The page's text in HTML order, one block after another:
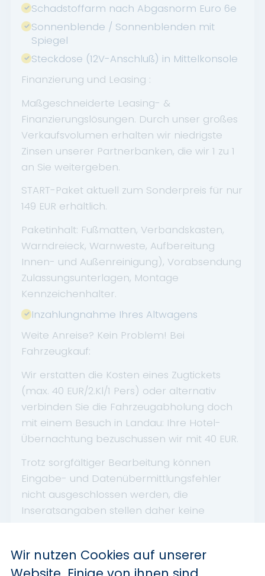
Schadstoffarm nach Abgasnorm Euro 6e
Sonnenblende / Sonnenblenden mit
Spiegel
Steckdose (12V-Anschluß) in Mittelkonsole
Finanzierung und Leasing :
Maßgeschneiderte Leasing- &
Finanzierungslösungen. Durch unser großes
Verkaufsvolumen erhalten wir niedrigste
Zinsen unserer Partnerbanken, die wir 1 zu 1
an Sie weitergeben.
START-Paket aktuell zum Sonderpreis für nur
149 EUR erhältlich.
Paketinhalt: Fußmatten, Verbandskasten,
Warndreieck, Warnweste, Aufbereitung
Innen- und Außenreinigung), Vorabsendung
Zulassungsunterlagen, Montage
Kennzeichenhalter.
Inzahlungnahme Ihres Altwagens
Weite Anreise? Kein Problem! Bei
Fahrzeugkauf:
Wir erstatten die Kosten eines Zugtickets
(max. 40 EUR/2.Kl/1 Pers) oder alternativ
verbinden Sie die Fahrzeugabholung doch
mit einem Besuch in Landau: Ihre Hotel-
Übernachtung bezuschussen wir mit 40 EUR.
Trotz sorgfältiger Bearbeitung können
Eingabe- und Datenübermittlungsfehler
nicht ausgeschlossen werden, die
Inseratsangaben stellen daher keine
Wir nutzen Cookies auf unserer